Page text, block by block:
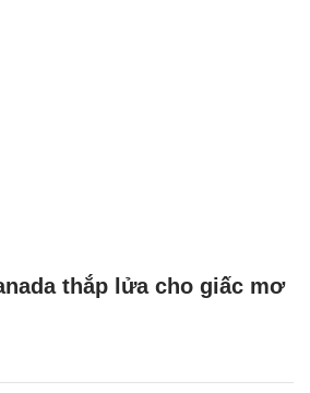
thắp lửa cho giấc mơ